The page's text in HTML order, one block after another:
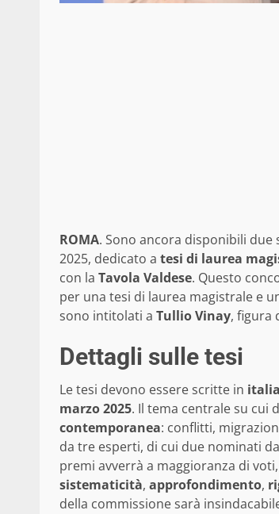
ROMA. Sono ancora disponibili
2025, dedicato a tesi di laurea
con la Tavola Valdese. Questo
per una tesi di laurea magistrale e
sono intitolati a Tullio Vinay, figura
Dettagli sulle tesi
Le tesi devono essere scritte in
marzo 2025. Il tema centrale su cui
contemporanea: conflitti,
da tre esperti, di cui due nominati da
premi avverrà a maggioranza di
sistematicità, approfondimento,
della commissione sarà